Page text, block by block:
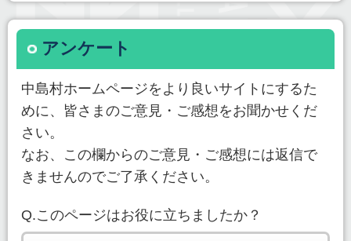
アンケート
中島村ホームページをより良いサイトにするた
めに、皆さまのご意見・ご感想をお聞かせくだ
さい。
なお、この欄からのご意見・ご感想には返信で
きませんのでご了承ください。
Q.このページはお役に立ちましたか？